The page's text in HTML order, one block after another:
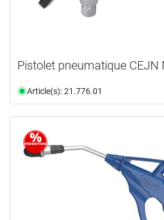
Pistolet pneumatique CEJN
Article(s): 21.776.01